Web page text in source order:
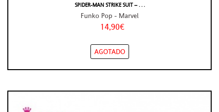
SPIDER-MAN STRIKE SUIT – . . .
Funko Pop - Marvel
14,90€
AGOTADO